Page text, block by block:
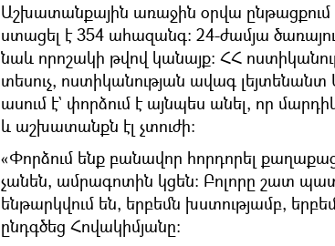
Աշխատանքային առաջին օրվա ընթացքում
ստացել է 354 ահազանգ։ 24-ժամյա
նաև որոշակի թվով կանայք։ ՀՀ
տեսուչ, ոստիկանության ավագ
ասում է` փորձում է այնպես անել, որ
և աշխատանքն էլ չտուժի։
«Փորձում ենք բանավոր հորդորել
չանեն, ամրագոտին կցեն։ Բոլորը շատ
ենթարկվում են, երբեմն խստությամբ,
ընդգծեց Հովակիմյանը։